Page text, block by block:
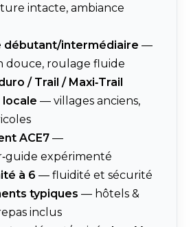
intacte, ambiance
débutant/intermédiaire —
douce, roulage fluide
/ Trail / Maxi‑Trail
locale — villages anciens,
ACE7 —
expérimenté
à 6 — fluidité et sécurité
typiques — hôtels &
inclus